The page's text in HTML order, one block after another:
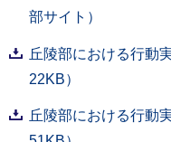
部サイト）
丘陵部における行動
22KB）
丘陵部における行動